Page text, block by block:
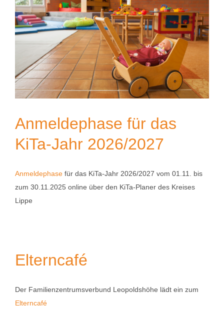
Anmeldephase für das
KiTa-Jahr 2026/2027
Anmeldephase für das KiTa-Jahr 2026/2027 vom 01.11. bis
zum 30.11.2025 online über den KiTa-Planer des Kreises
Lippe
Elterncafé
Der Familienzentrumsverbund Leopoldshöhe lädt ein zum
Elterncafé